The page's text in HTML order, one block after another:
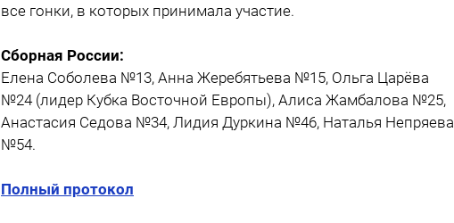
все гонки, в которых принимала участие.
Сборная России:
Елена Соболева №13, Анна Жеребятьева №15, Ольга Царёва
№24 (лидер Кубка Восточной Европы), Алиса Жамбалова №25,
Анастасия Седова №34, Лидия Дуркина №46, Наталья Непряева
№54.
Полный протокол